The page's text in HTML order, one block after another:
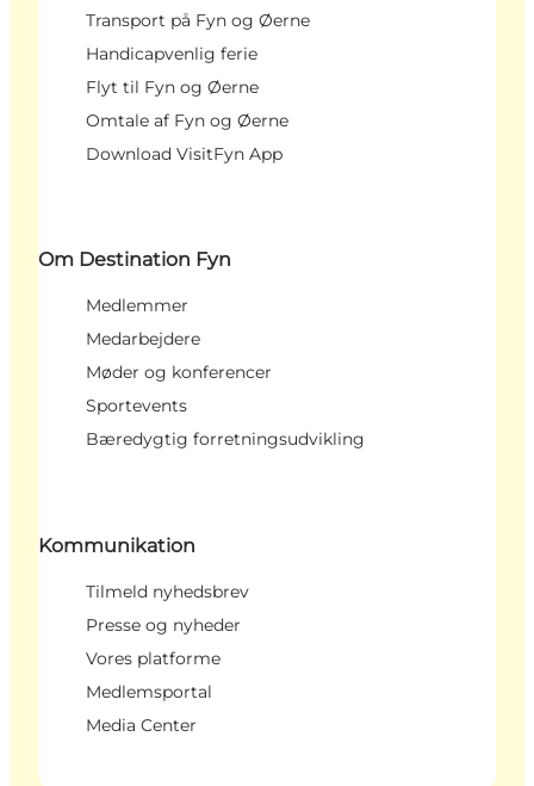
Transport på Fyn og Øerne
Handicapvenlig ferie
Flyt til Fyn og Øerne
Omtale af Fyn og Øerne
Download VisitFyn App
Om Destination Fyn
Medlemmer
Medarbejdere
Møder og konferencer
Sportevents
Bæredygtig forretningsudvikling
Kommunikation
Tilmeld nyhedsbrev
Presse og nyheder
Vores platforme
Medlemsportal
Media Center